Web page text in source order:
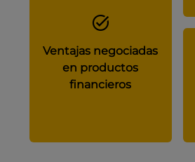
Ventajas negociadas
en productos
financieros